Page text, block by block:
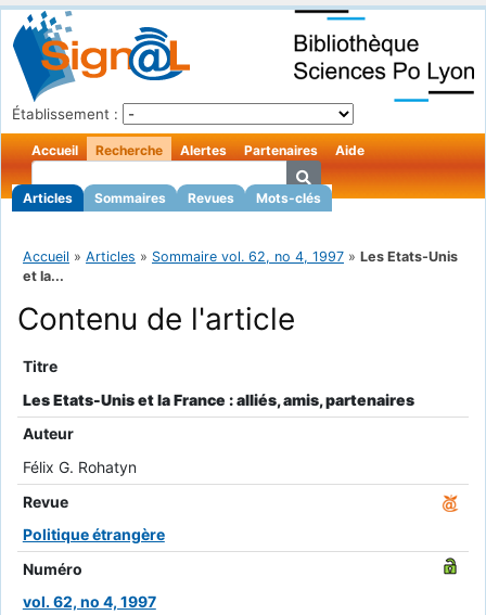
Établissement :
Accueil Recherche
Articles Sommaires Revues Mots-clés
Alertes Partenaires Aide
Accueil » Articles » Sommaire vol. 62, no 4, 1997 » Les Etats-Unis
et la...
Contenu de l'article
Titre
Les Etats-Unis et la France : alliés, amis, partenaires
Auteur
Félix G. Rohatyn
Revue
Politique étrangère
Numéro
vol. 62, no 4, 1997